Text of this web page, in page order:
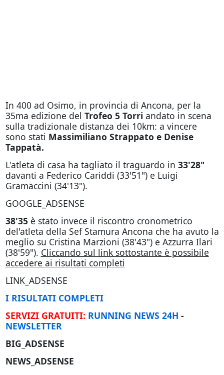
In 400 ad Osimo, in provincia di Ancona, per la
35ma edizione del Trofeo 5 Torri andato in scena
sulla tradizionale distanza dei 10km: a vincere
sono stati Massimiliano Strappato e Denise
Tappatà.
L'atleta di casa ha tagliato il traguardo in 33'28"
davanti a Federico Cariddi (33'51") e Luigi
Gramaccini (34'13").
GOOGLE_ADSENSE
38'35 è stato invece il riscontro cronometrico
del'atleta della Sef Stamura Ancona che ha avuto la
meglio su Cristina Marzioni (38'43") e Azzurra Ilari
(38'59"). Cliccando sul link sottostante è possibile
accedere ai risultati completi
LINK_ADSENSE
I RISULTATI COMPLETI
SERVIZI GRATUITI: RUNNING NEWS 24H -
NEWSLETTER
BIG_ADSENSE
NEWS_ADSENSE